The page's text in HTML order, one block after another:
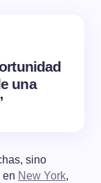
una
sino
en New York,